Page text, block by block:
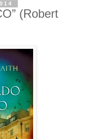
(Robert